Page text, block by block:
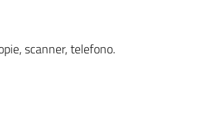
scanner, telefono.